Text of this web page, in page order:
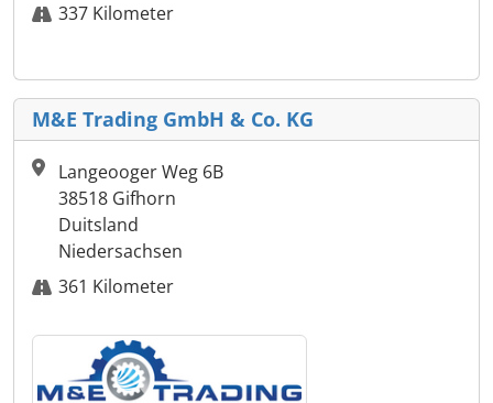
337 Kilometer
M&E Trading GmbH & Co. KG
Langeooger Weg 6B
38518 Gifhorn
Duitsland
Niedersachsen
361 Kilometer